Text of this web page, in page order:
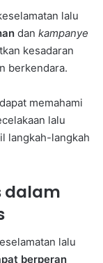
lalu
dan kampanye
kesadaran
berkendara.
memahami
lalu
langkah-langkah
dalam
lalu
berperan